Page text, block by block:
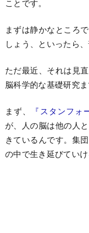
ことです。
まずは静かなところ
しょう、といったら、
ただ最近、それは見
脳科学的な基礎研究ま
まず、 『スタンフォ
が、人の脳は他の人
きているんです。集
の中で生き延びていけ